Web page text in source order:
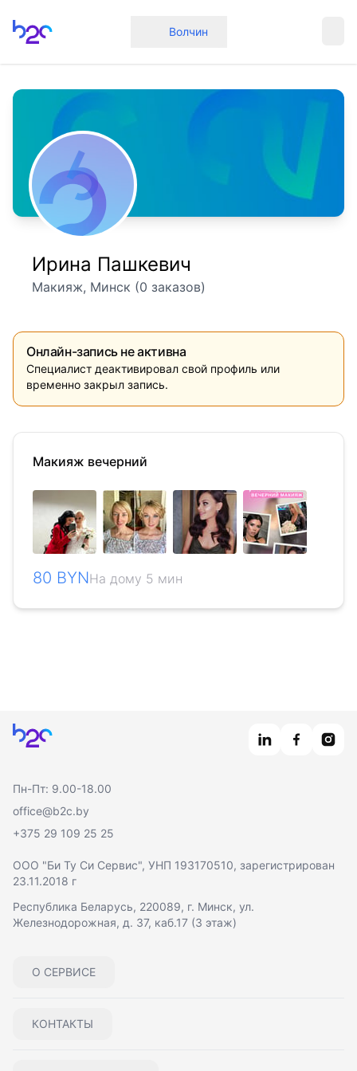
Главная Волчин
Ирина Пашкевич
Макияж, Минск (0 заказов)
Онлайн-запись не активна
Специалист деактивировал свой профиль или
временно закрыл запись.
Макияж вечерний
80 BYNНа дому 5 мин
Главная
Пн-Пт: 9.00-18.00
office@b2c.by
+375 29 109 25 25
О СЕРВИСЕ
КОНТАКТЫ
ООО "Би Ту Си Сервис", УНП 193170510, зарегистрирован
23.11.2018 г
Республика Беларусь, 220089, г. Минск, ул.
Железнодорожная, д. 37, каб.17 (3 этаж)